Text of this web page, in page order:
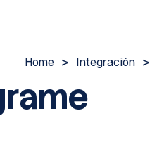
Home > Integración >